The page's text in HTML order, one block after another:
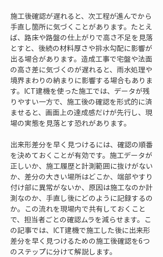
施工後確認が遅れると、次工程が進んでから
手直し箇所に気づくことがあります。たとえ
ば、路床や路盤の仕上がりで高さ不足を見落
とすと、後続の材料厚さや排水勾配に影響が
出る場合があります。造成工事で宅盤や法面
の高さ差に気づくのが遅れると、雨水処理や
境界まわりの納まりに影響する場合もありま
す。ICT建機を使った施工では、データが残
りやすい一方で、施工後の確認を形式的に済
ませると、画面上の達成感だけが先行し、現
場の実態を見落とす恐れがあります。
出来形差分を早く見つけるには、確認の順番
を決めておくことが有効です。施工データが
正しいか、施工履歴と計測範囲に抜けがない
か、差分の大きい場所はどこか、端部やすり
付け部に異常がないか、原因は施工なのか計
測なのか、手直し後にどのように記録するの
か。この流れを現場内で共有しておくこと
で、担当者ごとの確認ムラを減らせます。こ
の記事では、ICT建機で施工した後に出来形
差分を早く見つけるための施工後確認を6つ
のステップに分けて解説します。